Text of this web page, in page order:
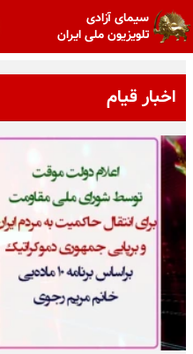
سیمای آزادی
تلویزیون ملی ایران
اخبار قیام